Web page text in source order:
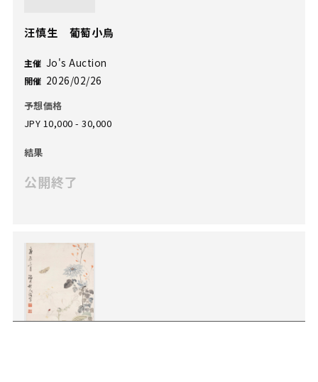
汪慎生 葡萄小鳥
主催 Jo's Auction
開催 2026/02/26
予想価格
JPY 10,000 - 30,000
結果
公開終了